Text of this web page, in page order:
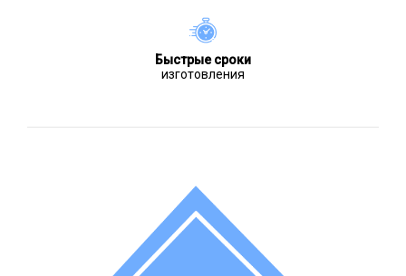
Быстрые сроки
изготовления